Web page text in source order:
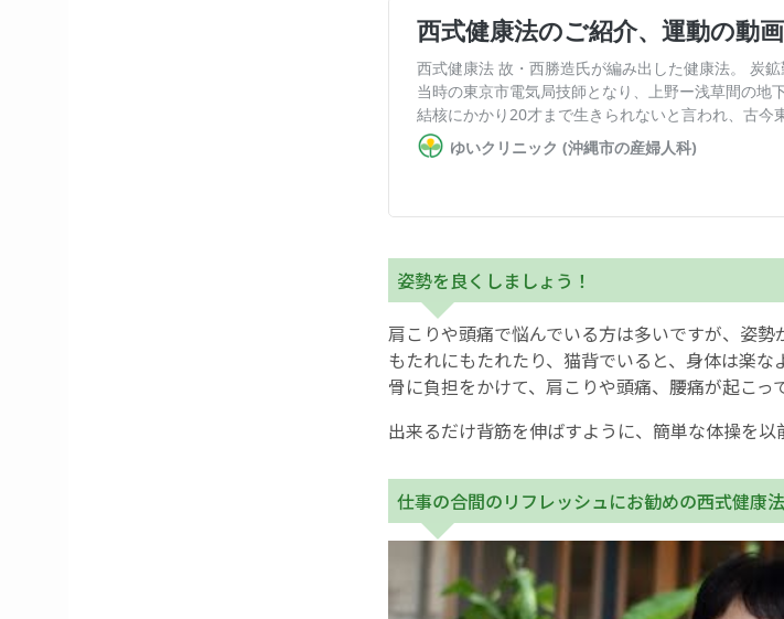
姿勢を良くしましょう！
肩こりや頭痛で悩んでいる方は多いですが、姿
もたれにもたれたり、猫背でいると、身体は楽
骨に負担をかけて、肩こりや頭痛、腰痛が起こっ
出来るだけ背筋を伸ばすように、簡単な体操を以
仕事の合間のリフレッシュにお勧めの西式健康
English